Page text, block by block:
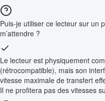
Puis-je utiliser ce lecteur sur un
m’attendre ?
Le lecteur est physiquement
(rétrocompatible), mais son
vitesse maximale de transfert
Il ne profitera pas des vitesses